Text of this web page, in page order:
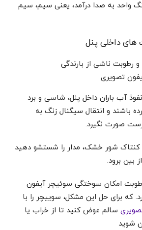
واحد به صدا درآمد، یعنی سیم، سیم
داخلی پنل
آب باران داخل پنل، شاسی و برد
باشند و انتقال سیگنال زنگ به
صورت نگیرد.
کنتاک شور خشک، مدار را شستشو دهید
بین برود.
رطوبت امکان سوختگی سوئیچر آیفون
که برای حل این مشکل، سوییچر را با
سالم عوض کنید تا از خراب یا
شوید